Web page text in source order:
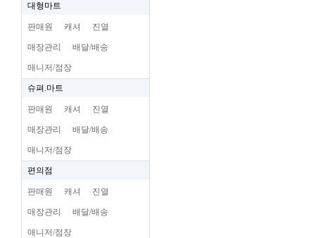
대형마트
판매원 캐셔 진열
매장관리 배달/배송
매니저/점장
슈펴.마트
판매원 캐셔 진열
매장관리 배달/배송
매니저/점장
편의점
판매원 캐셔 진열
매장관리 배달/배송
매니저/점장